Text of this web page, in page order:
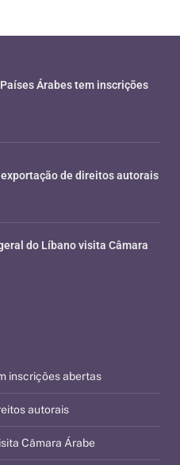
inscrições abertas
autorais
Câmara Árabe
Árabes tem inscrições
de direitos autorais
do Líbano visita Câmara